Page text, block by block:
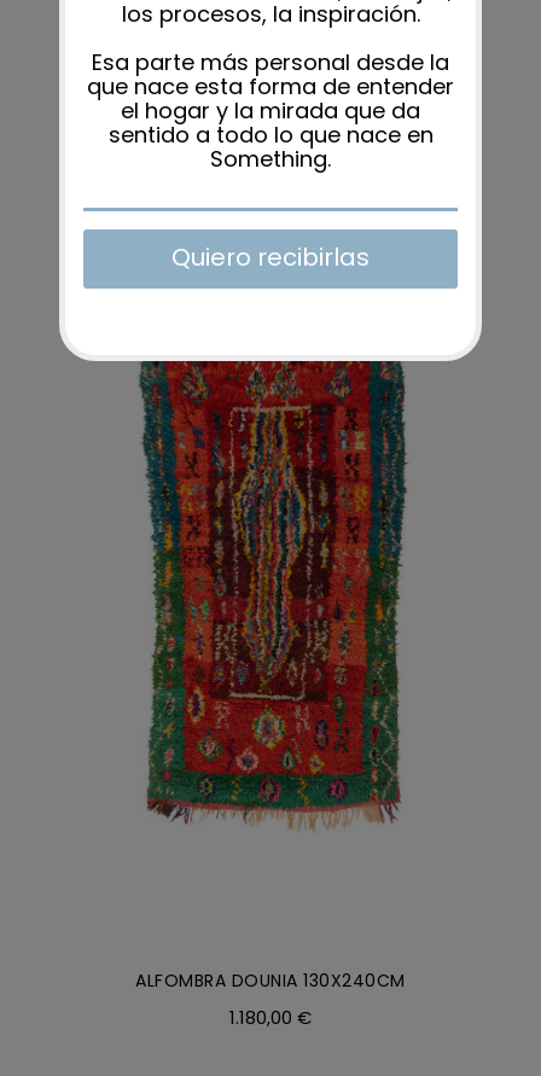
ALFOMBRA DINA 130X190CM
780,00€
AÑADIR AL CARRITO / DETALLES
ALFOMBRA DOUNIA 130X240CM
1.180,00 €